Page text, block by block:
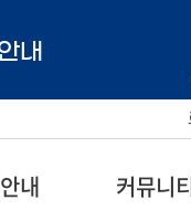
내
내 커뮤니